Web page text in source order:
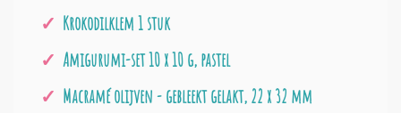
Krokodilklem 1 stuk
Amigurumi-set 10 x 10 g, pastel
Macramé olijven - gebleekt gelakt, 22 x 32 mm